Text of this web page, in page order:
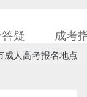
疑 成考
人高考报名地点